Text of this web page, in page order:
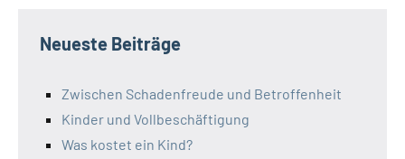
Neueste Beiträge
Zwischen Schadenfreude und Betroffenheit
Kinder und Vollbeschäftigung
Was kostet ein Kind?